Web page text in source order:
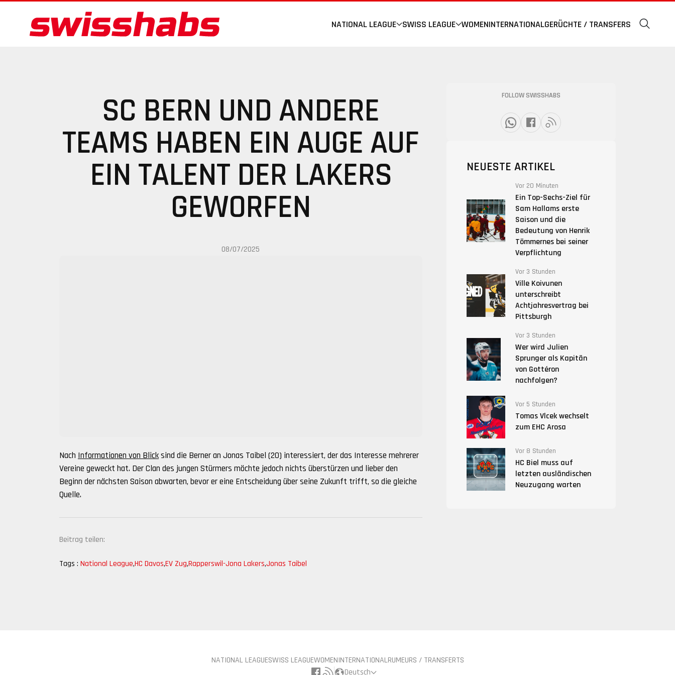
NATIONAL LEAGUE SWISS LEAGUE WOMENINTERNATIONALGERÜCHTE / TRANSFERS
SC BERN UND ANDERE
TEAMS HABEN EIN AUGE AUF
EIN TALENT DER LAKERS
GEWORFEN
08/07/2025
Nach Informationen von Blicksind die Berner an Jonas Taibel (20) interessiert, der das Interesse mehrerer
Vereine geweckt hat. Der Clan des jungen Stürmers möchte jedoch nichts überstürzen und lieber den
Beginn der nächsten Saison abwarten, bevor er eine Entscheidung über seine Zukunft trifft, so die gleiche
Quelle.
Beitrag teilen:
Tags : National League,HC Davos,EV Zug,Rapperswil-Jona Lakers,Jonas Taibel
FOLLOW SWISSHABS
NEUESTE ARTIKEL
Vor 20 Minuten
Ein Top-Sechs-Ziel für
Sam Hallams erste
Saison und die
Bedeutung von Henrik
Tömmernes bei seiner
Verpflichtung
Vor 3 Stunden
Ville Koivunen
unterschreibt
Achtjahresvertrag bei
Pittsburgh
Vor 3 Stunden
Wer wird Julien
Sprunger als Kapitän
von Gottéron
nachfolgen?
Vor 5 Stunden
Tomas Vlcek wechselt
zum EHC Arosa
Vor 8 Stunden
HC Biel muss auf
letzten ausländischen
Neuzugang warten
NATIONAL LEAGUESWISS LEAGUEWOMENINTERNATIONALRUMEURS / TRANSFERTS
Deutsch